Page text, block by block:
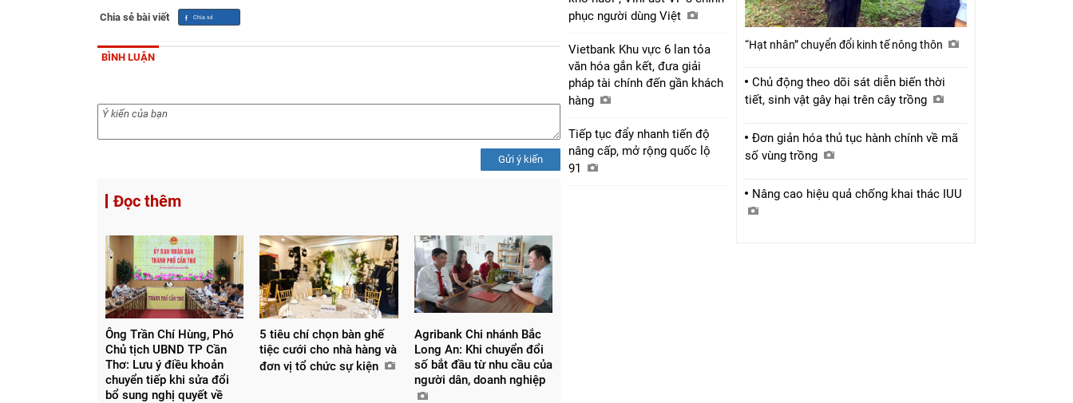
Chia sẻ bài viết
BÌNH LUẬN
Gửi ý kiến
Đọc thêm
Ông Trần Chí Hùng, Phó
Chủ tịch UBND TP Cần
Thơ: Lưu ý điều khoản
chuyển tiếp khi sửa đổi
bổ sung nghị quyết về
5 tiêu chí chọn bàn ghế
tiệc cưới cho nhà hàng và
đơn vị tổ chức sự kiện
Agribank Chi nhánh Bắc
Long An: Khi chuyển đổi
số bắt đầu từ nhu cầu của
người dân, doanh nghiệp
phục người dùng Việt
Vietbank Khu vực 6 lan tỏa
văn hóa gắn kết, đưa giải
pháp tài chính đến gần khách
hàng
Tiếp tục đẩy nhanh tiến độ
nâng cấp, mở rộng quốc lộ
91
“Hạt nhân” chuyển đổi kinh tế nông thôn
Chủ động theo dõi sát diễn biến thời
tiết, sinh vật gây hại trên cây trồng
Đơn giản hóa thủ tục hành chính về mã
số vùng trồng
Nâng cao hiệu quả chống khai thác IUU